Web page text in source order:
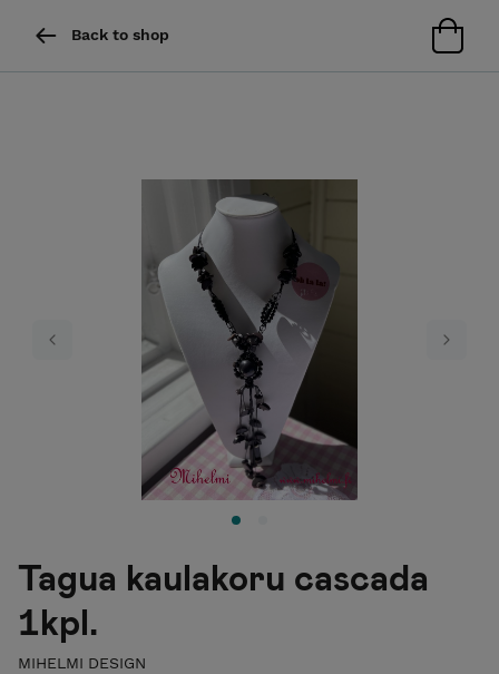
Back to shop
Previous Next
Tagua kaulakoru cascada
1kpl.
MIHELMI DESIGN